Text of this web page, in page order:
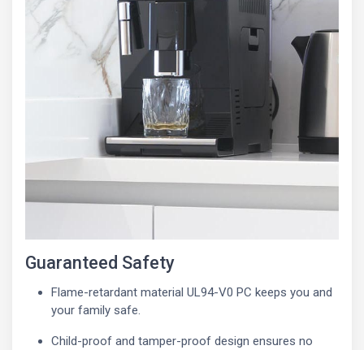
Guaranteed Safety
Flame-retardant material UL94-V0 PC keeps you and
your family safe.
Child-proof and tamper-proof design ensures no